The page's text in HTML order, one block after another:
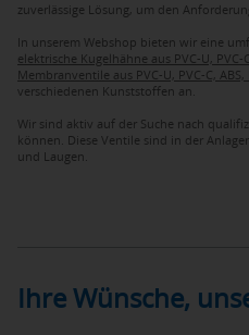
zuverlässige Lösung, um den
In unserem Webshop bieten wir eine
elektrische Kugelhähne aus PVC-U, PVC-
Membranventile aus PVC-U, PVC-C,
verschiedenen Kunststoffen an.
Wir sind aktiv auf der Suche nach
können. Diese Ventile sind in der
und Laugen.
Ihre Wünsche,